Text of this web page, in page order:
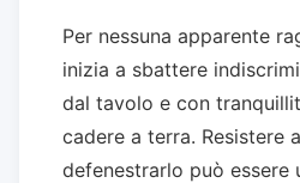
Per nessuna apparente
inizia a sbattere
dal tavolo e con
cadere a terra. Resistere
defenestrarlo può essere